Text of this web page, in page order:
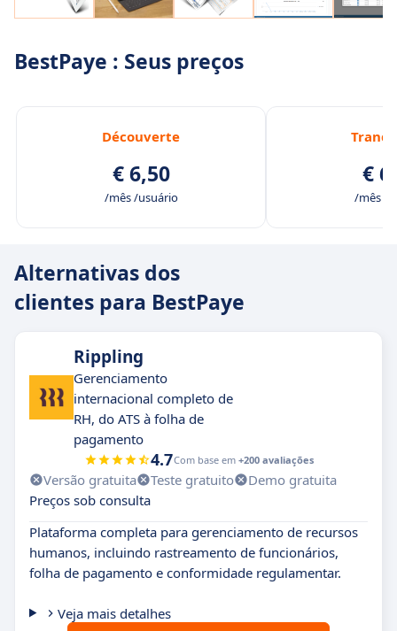
BestPaye : Seus preços
Découverte
€ 6,50
/mês /usuário
€
/mês /
Alternativas dos
clientes para BestPaye
Rippling
Gerenciamento
internacional completo de
RH, do ATS à folha de
pagamento
4.7Com base em +200 avaliações
Versão gratuita Teste gratuito
Demo gratuita
Preços sob consulta
Plataforma completa para gerenciamento de recursos
humanos, incluindo rastreamento de funcionários,
folha de pagamento e conformidade regulamentar.
Veja mais detalhes